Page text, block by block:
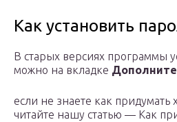
Как установить
В старых версиях программы
можно на вкладке
если не знаете как
читайте нашу статью — Как